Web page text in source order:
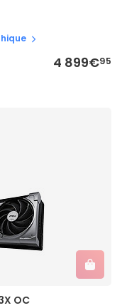
4 899€95
OC